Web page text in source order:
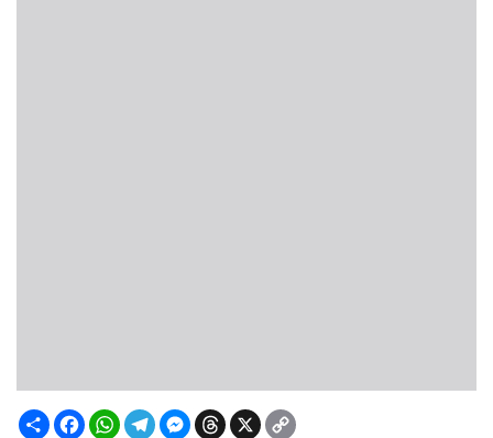
SambungFacebook
WhatsApp
TelegramMessenger
Threads
X